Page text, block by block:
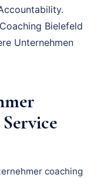
Bielefeld
Unternehmen
coaching